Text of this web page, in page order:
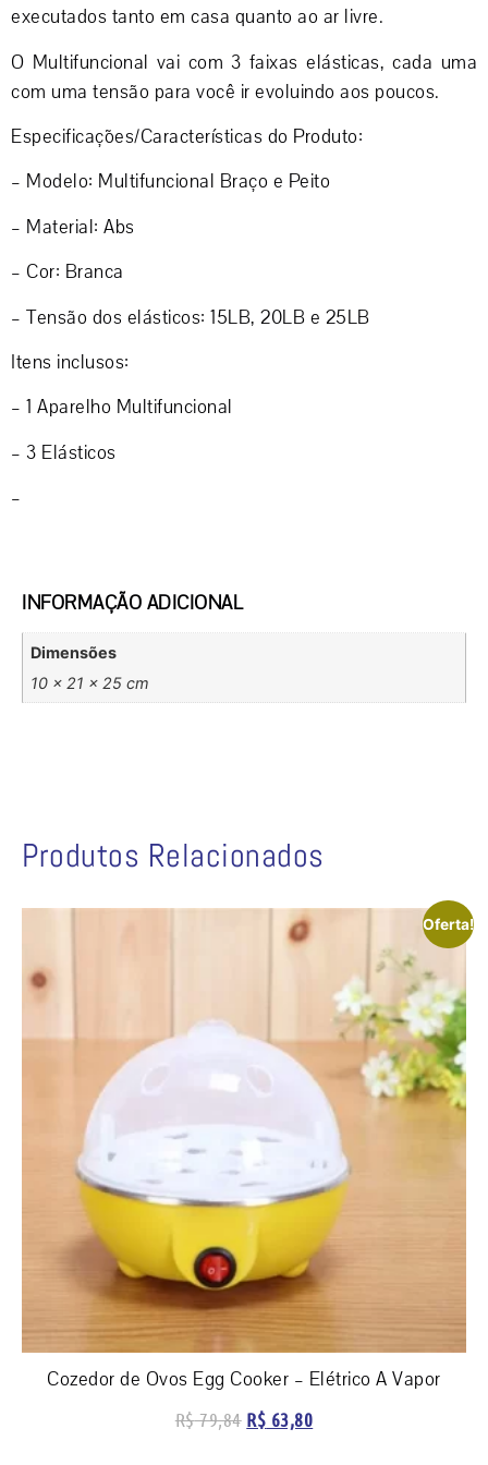
executados tanto em casa quanto ao ar livre.
O Multifuncional vai com 3 faixas elásticas, cada uma
com uma tensão para você ir evoluindo aos poucos.
Especificações/Características do Produto:
– Modelo: Multifuncional Braço e Peito
– Material: Abs
– Cor: Branca
– Tensão dos elásticos: 15LB, 20LB e 25LB
Itens inclusos:
– 1 Aparelho Multifuncional
– 3 Elásticos
–
INFORMAÇÃO ADICIONAL
Dimensões
10 × 21 × 25 cm
Produtos Relacionados
Oferta!
Cozedor de Ovos Egg Cooker – Elétrico A Vapor
R$79,84 R$ 63,80